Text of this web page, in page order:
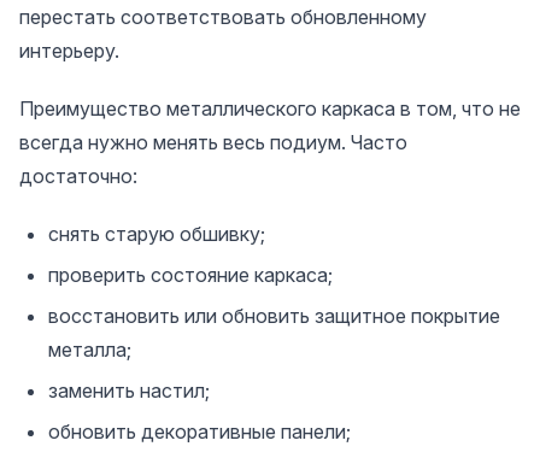
перестать соответствовать обновленному
интерьеру.
Преимущество металлического каркаса в том, что не
всегда нужно менять весь подиум. Часто
достаточно:
снять старую обшивку;
проверить состояние каркаса;
восстановить или обновить защитное покрытие
металла;
заменить настил;
обновить декоративные панели;